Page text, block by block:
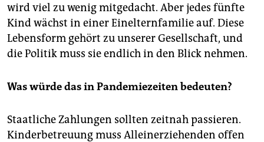
wird viel zu wenig mitgedacht. Aber jedes fünfte
Kind wächst in einer Einelternfamilie auf. Diese
Lebensform gehört zu unserer Gesellschaft, und
die Politik muss sie endlich in den Blick nehmen.
Was würde das in Pandemiezeiten bedeuten?
Staatliche Zahlungen sollten zeitnah passieren.
Kinderbetreuung muss Alleinerziehenden offen